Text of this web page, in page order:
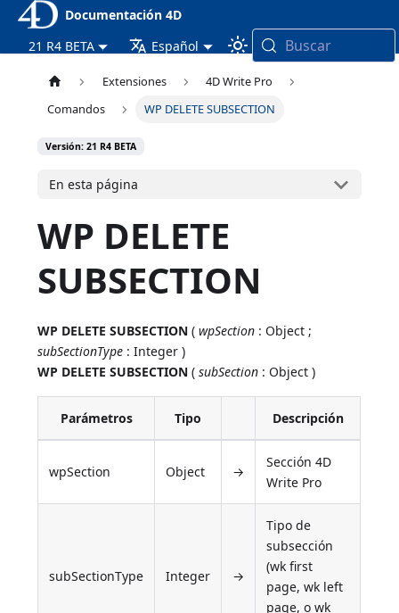
Documentación 4D
21 R4 BETA
Español Buscar
Extensiones
4D Write Pro
Comandos
WP DELETE SUBSECTION
Versión: 21 R4 BETA
En esta página
WP DELETE
SUBSECTION
WP DELETE SUBSECTION (wpSection : Object ;
subSectionType : Integer )
WP DELETE SUBSECTION (subSection : Object )
Parámetros Tipo Descripción
wpSection Object →
Sección 4D
Write Pro
subSectionType Integer →
Tipo de
subsección
(wk first
page, wk left
page, o wk